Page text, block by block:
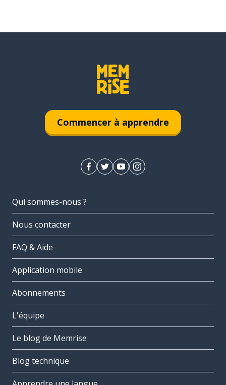
Commencer à apprendre
Qui sommes-nous ?
Nous contacter
FAQ & Aide
Application mobile
Abonnements
L'équipe
Le blog de Memrise
Blog technique